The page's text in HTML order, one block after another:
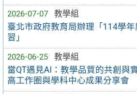
2026-07-07
教學組
臺北市政府教育局辦理「114學
習」
2026-06-25
教學組
當QT遇見AI：教學品質的共創與
高工作圈與學科中心成果分享會